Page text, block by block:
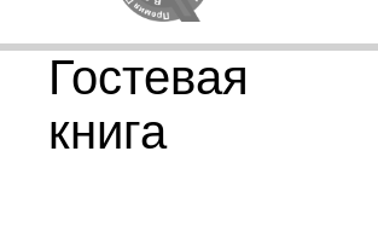
Гостевая
книга